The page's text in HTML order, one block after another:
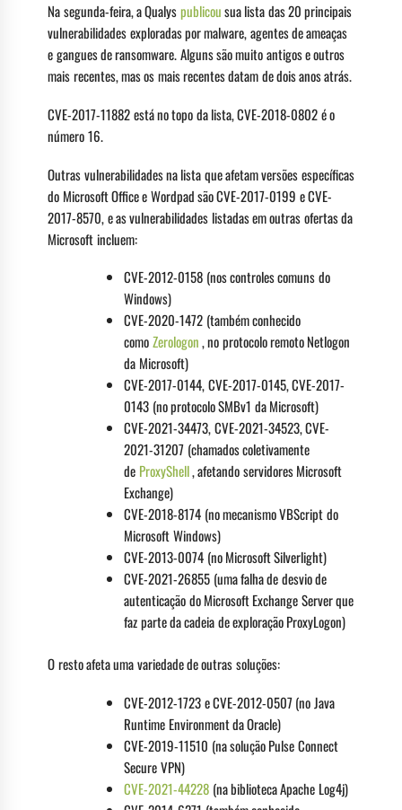
Na segunda-feira, a Qualyspublicousua lista das 20 principais
vulnerabilidades exploradas por malware, agentes de ameaças
e gangues de ransomware. Alguns são muito antigos e outros
mais recentes, mas os mais recentes datam de dois anos atrás.
CVE-2017-11882 está no topo da lista, CVE-2018-0802 é o
número 16.
Outras vulnerabilidades na lista que afetam versões específicas
do Microsoft Office e Wordpad são CVE-2017-0199 e CVE-
2017-8570, e as vulnerabilidades listadas em outras ofertas da
Microsoft incluem:
CVE-2012-0158 (nos controles comuns do
Windows)
CVE-2020-1472 (também conhecido
comoZerologon, no protocolo remoto Netlogon
da Microsoft)
CVE-2017-0144, CVE-2017-0145, CVE-2017-
0143 (no protocolo SMBv1 da Microsoft)
CVE-2021-34473, CVE-2021-34523, CVE-
2021-31207 (chamados coletivamente
de ProxyShell, afetando servidores Microsoft
Exchange)
CVE-2018-8174 (no mecanismo VBScript do
Microsoft Windows)
CVE-2013-0074 (no Microsoft Silverlight)
CVE-2021-26855 (uma falha de desvio de
autenticação do Microsoft Exchange Server que
faz parte da cadeia de exploração ProxyLogon)
O resto afeta uma variedade de outras soluções:
CVE-2012-1723 e CVE-2012-0507 (no Java
Runtime Environment da Oracle)
CVE-2019-11510 (na solução Pulse Connect
Secure VPN)
CVE-2021-44228 (na biblioteca Apache Log4j)